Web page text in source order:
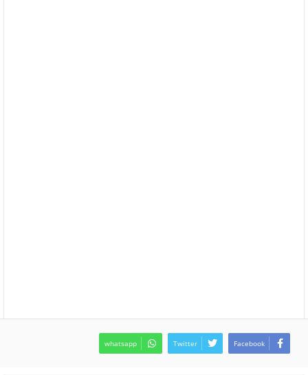
Facebook
Twitter
whatsapp